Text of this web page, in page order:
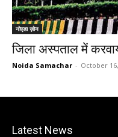
नोएडा ज़ोन
जिला अस्पताल में
Noida Samachar - October
Latest News